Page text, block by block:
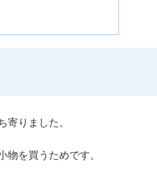
りました。
を買うためです。